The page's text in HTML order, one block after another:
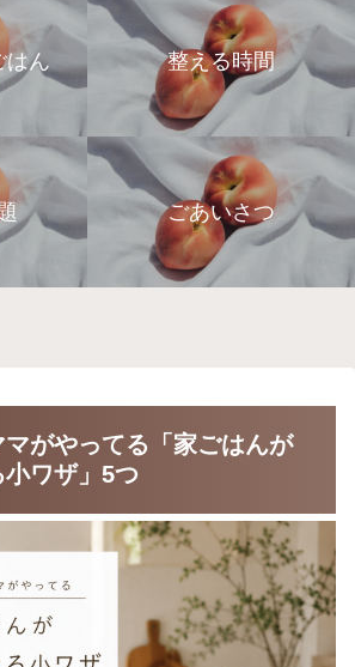
はん 整える時間
ごあいさつ
がやってる「家ごはんが
ワザ」5つ